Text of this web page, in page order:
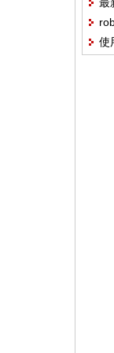
（
使